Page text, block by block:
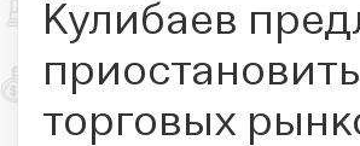
Кулибаев
торговых